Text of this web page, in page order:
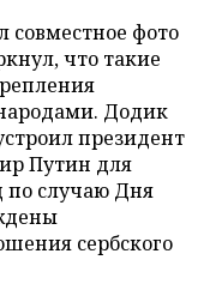
совместное фото
что такие
Додик
президент
Путин для
случаю Дня
сербского